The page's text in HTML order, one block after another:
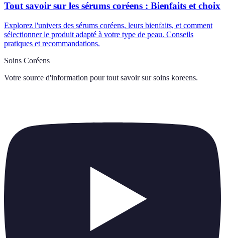
Tout savoir sur les sérums coréens : Bienfaits et choix
Explorez l'univers des sérums coréens, leurs bienfaits, et comment
sélectionner le produit adapté à votre type de peau. Conseils
pratiques et recommandations.
Soins Coréens
Votre source d'information pour tout savoir sur soins koreens.